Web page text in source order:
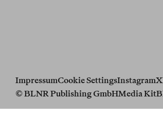
ImpressumCookie SettingsInstagramX
© BLNR Publishing GmbHMedia Kit